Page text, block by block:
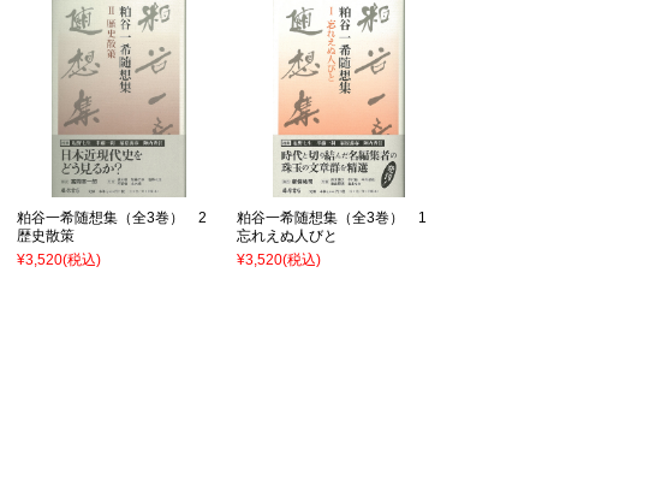
粕谷一希随想集（全3巻） 2
歴史散策
¥3,520(税込)
粕谷一希随想集（全3巻） 1
忘れえぬ人びと
¥3,520(税込)